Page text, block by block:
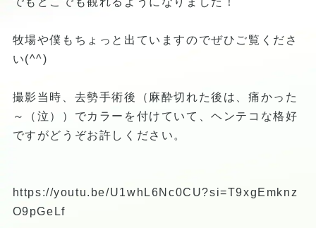
牧場や僕もちょっと出ていますのでぜひご覧くださ
い(^^)
撮影当時、去勢手術後（麻酔切れた後は、痛かった
～（泣））でカラーを付けていて、ヘンテコな格好
ですがどうぞお許しください。
https://youtu.be/U1whL6Nc0CU?si=T9xgEmknz
O9pGeLf